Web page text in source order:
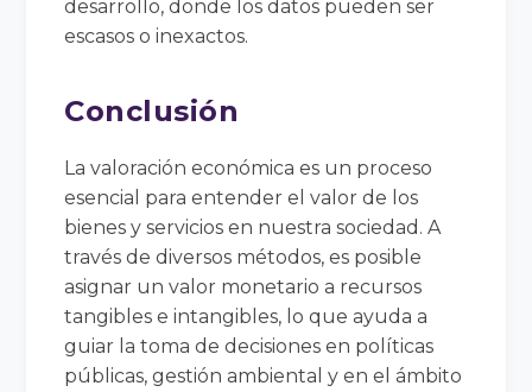
desarrollo, donde los datos pueden ser
escasos o inexactos.
Conclusión
La valoración económica es un proceso
esencial para entender el valor de los
bienes y servicios en nuestra sociedad. A
través de diversos métodos, es posible
asignar un valor monetario a recursos
tangibles e intangibles, lo que ayuda a
guiar la toma de decisiones en políticas
públicas, gestión ambiental y en el ámbito